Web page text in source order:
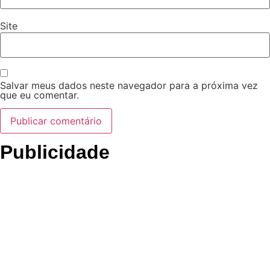
Site
Salvar meus dados neste navegador para a próxima vez
que eu comentar.
Publicidade